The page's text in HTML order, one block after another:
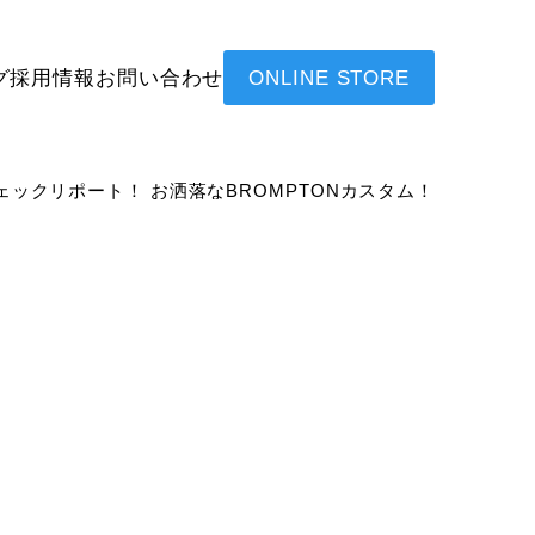
採用情報 お問い合わせ ONLINE STORE
ックリポート！ お洒落なBROMPTONカスタム！